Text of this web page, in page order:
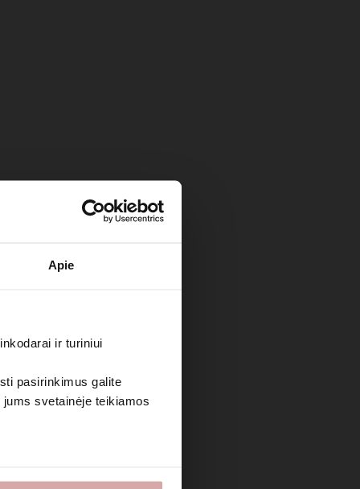
Apie
ir turiniui
pasirinkimus galite
svetainėje teikiamos